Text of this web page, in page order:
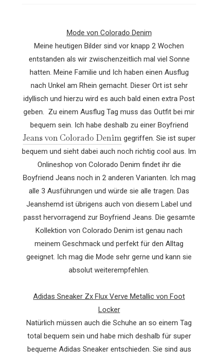
Mode von Colorado Denim
Meine heutigen Bilder sind vor knapp 2 Wochen
entstanden als wir zwischenzeitlich mal viel Sonne
hatten. Meine Familie und Ich haben einen Ausflug
nach Unkel am Rhein gemacht. Dieser Ort ist sehr
idyllisch und hierzu wird es auch bald einen extra Post
geben. Zu einem Ausflug Tag muss das Outfit bei mir
bequem sein. Ich habe deshalb zu einer Boyfriend
Jeans von Colorado Denimgegriffen. Sie ist super
bequem und sieht dabei auch noch richtig cool aus. Im
Onlineshop von Colorado Denim findet ihr die
Boyfriend Jeans noch in 2 anderen Varianten. Ich mag
alle 3 Ausführungen und würde sie alle tragen. Das
Jeanshemd ist übrigens auch von diesem Label und
passt hervorragend zur Boyfriend Jeans. Die gesamte
Kollektion von Colorado Denim ist genau nach
meinem Geschmack und perfekt für den Alltag
geeignet. Ich mag die Mode sehr gerne und kann sie
absolut weiterempfehlen.
Adidas Sneaker Zx Flux Verve Metallic von Foot
Locker
Natürlich müssen auch die Schuhe an so einem Tag
total bequem sein und habe mich deshalb für super
bequeme Adidas Sneaker entschieden. Sie sind aus